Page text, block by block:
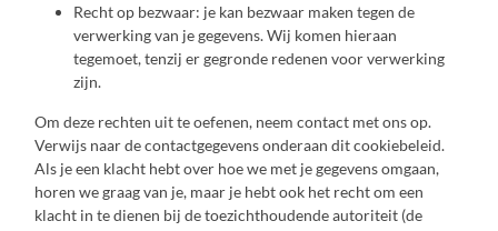
Recht op bezwaar: je kan bezwaar maken tegen de
verwerking van je gegevens. Wij komen hieraan
tegemoet, tenzij er gegronde redenen voor verwerking
zijn.
Om deze rechten uit te oefenen, neem contact met ons op.
Verwijs naar de contactgegevens onderaan dit cookiebeleid.
Als je een klacht hebt over hoe we met je gegevens omgaan,
horen we graag van je, maar je hebt ook het recht om een
klacht in te dienen bij de toezichthoudende autoriteit (de